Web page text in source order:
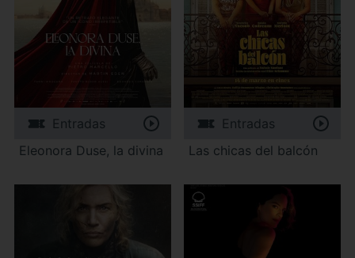
Entradas
Eleonora Duse, la divina
Entradas
Las chicas del balcón